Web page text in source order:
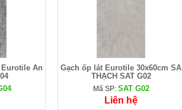
An
Gạch ốp lát Eurotile 30x60cm SA
THẠCH SAT G02
Mã SP: SAT G02
Liên hệ